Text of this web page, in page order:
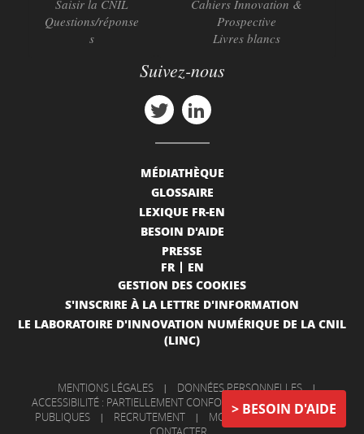
BESOIN D'AIDE
Saisir la CNIL
Questions/réponse
s
Cahiers Innovation &
Prospective
Livres blancs
Suivez-nous
MÉDIATHÈQUE
GLOSSAIRE
LEXIQUE FR-EN
BESOIN D'AIDE
PRESSE
FR
EN
GESTION DES COOKIES
S'INSCRIRE À LA LETTRE D'INFORMATION
LE LABORATOIRE D'INNOVATION NUMÉRIQUE DE LA CNIL
(LINC)
MENTIONS LÉGALES | DONNÉES PERSONNELLES |
ACCESSIBILITÉ : PARTIELLEMENT CONFORME
|
INFORMATIONS
PUBLIQUES
| RECRUTEMENT | MON COMPTE |
NOUS